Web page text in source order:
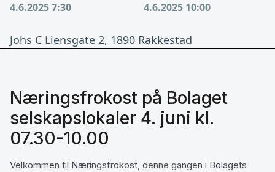
4.6.2025 7:30
4.6.2025 10:00
Johs C Liensgate 2, 1890 Rakkestad
Næringsfrokost på Bolaget
selskapslokaler 4. juni kl.
07.30-10.00
Velkommen til Næringsfrokost, denne gangen i Bolagets